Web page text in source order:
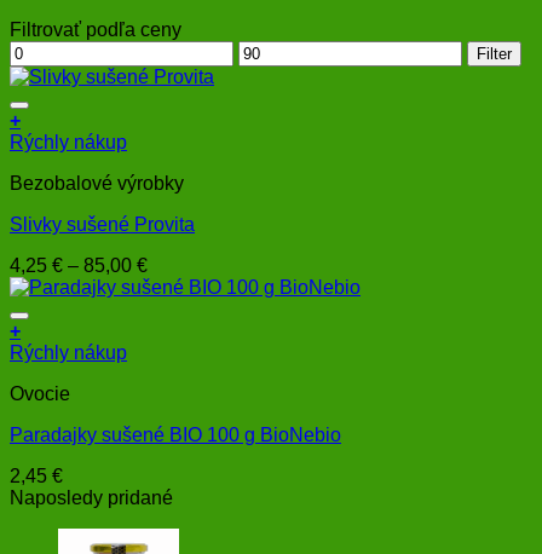
Filtrovať podľa ceny
Minimálna
cena
Maximálna
cena
Filter
+
Tento
má
variantov.
si
môžete
vybrať
na
stránke
Rýchly nákup
Bezobalové výrobky
Slivky sušené Provita
4,25 € – 85,00 €Price
range:
+
Rýchly nákup
Ovocie
Paradajky sušené BIO 100 g BioNebio
2,45 €
Naposledy pridané